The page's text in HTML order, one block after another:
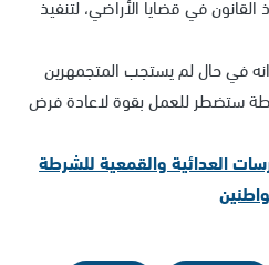
في حال لم يستجب المتجمهرين
ستضطر للعمل بقوة لاعادة فرض
العدائية والقمعية للشرطة